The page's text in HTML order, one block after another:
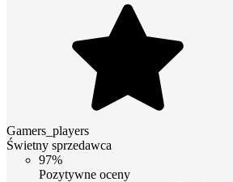
Gamers_players
Świetny sprzedawca
97%
Pozytywne oceny